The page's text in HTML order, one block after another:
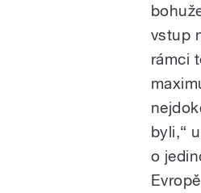
vstup
rámci
byli,“
o